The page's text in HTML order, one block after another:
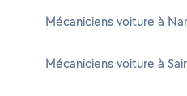
Mécaniciens voiture à
Mécaniciens voiture à